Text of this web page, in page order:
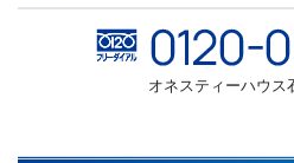
オネスティーハウス